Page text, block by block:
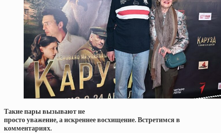
Такие пары вызывают не
просто уважение, а искреннее восхищение. Встретимся в
комментариях.